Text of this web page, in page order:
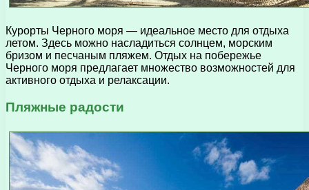
Курорты Черного моря — идеальное место для отдыха
летом. Здесь можно насладиться солнцем, морским
бризом и песчаным пляжем. Отдых на побережье
Черного моря предлагает множество возможностей для
активного отдыха и релаксации.
Пляжные радости